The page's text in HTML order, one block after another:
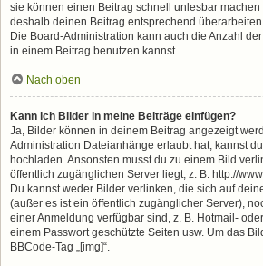
sie können einen Beitrag schnell unlesbar
deshalb deinen Beitrag entsprechend
Die Board-Administration kann auch die Anzahl
in einem Beitrag benutzen kannst.
Nach oben
Kann ich Bilder in meine Beiträge einfügen?
Ja, Bilder können in deinem Beitrag angezeigt
Administration Dateianhänge erlaubt hat, kannst
hochladen. Ansonsten musst du zu einem Bild
öffentlich zugänglichen Server liegt, z. B. http://
Du kannst weder Bilder verlinken, die sich auf
(außer es ist ein öffentlich zugänglicher Server),
einer Anmeldung verfügbar sind, z. B. Hotmail-
einem Passwort geschützte Seiten usw. Um das
BBCode-Tag „[img]“.